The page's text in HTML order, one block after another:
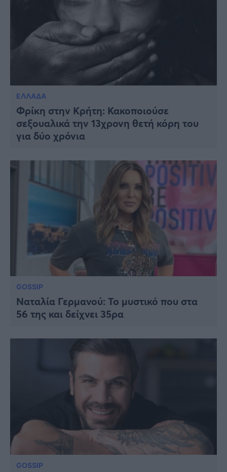
ΕΛΛΑΔΑ
Φρίκη στην Κρήτη: Κακοποιούσε
σεξουαλικά την 13χρονη θετή κόρη του
για δύο χρόνια
GOSSIP
Ναταλία Γερμανού: To μυστικό που στα
56 της και δείχνει 35ρα
GOSSIP